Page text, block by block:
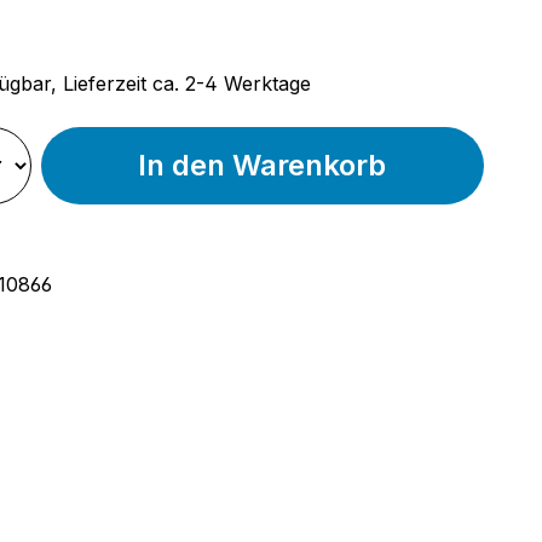
Lieferzeit ca. 2-4 Werktage
In den Warenkorb